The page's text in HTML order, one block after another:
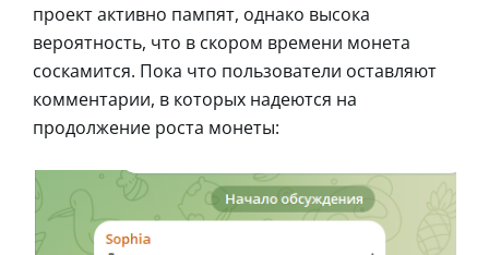
проект активно пампят, однако высока
вероятность, что в скором времени монета
соскамится. Пока что пользователи оставляют
комментарии, в которых надеются на
продолжение роста монеты: